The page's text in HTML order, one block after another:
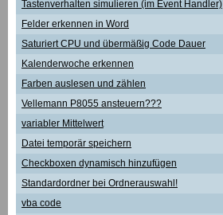
Tastenverhalten simulieren (im Event Handler)
Felder erkennen in Word
Saturiert CPU und übermäßig Code Dauer
Kalenderwoche erkennen
Farben auslesen und zählen
Vellemann P8055 ansteuern???
variabler Mittelwert
Datei temporär speichern
Checkboxen dynamisch hinzufügen
Standardordner bei Ordnerauswahl!
vba code